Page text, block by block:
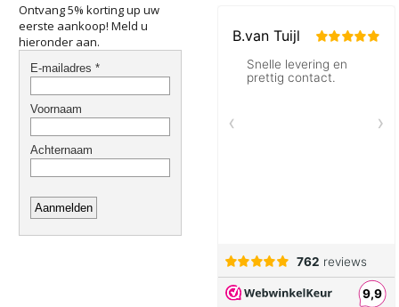
Ontvang 5% korting up uw
eerste aankoop! Meld u
hieronder aan.